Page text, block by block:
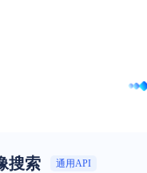
搜索 通用API